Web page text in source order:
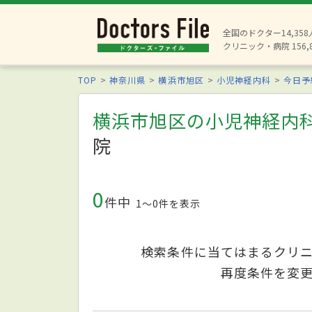
全国のドクター14,358
クリニック・病院
TOP 神奈川県 横浜市旭区 小児神経内科 今日
横浜市旭区の小児神経内
院
0件中 1〜0件を表示
検索条件に当てはまるクリ
再度条件を変